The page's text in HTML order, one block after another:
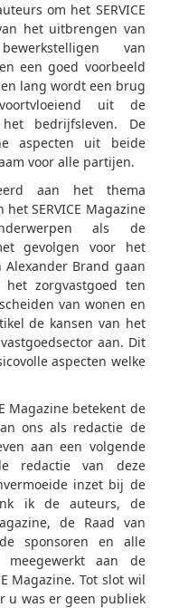
om het SERVICE
het uitbrengen van
van
een goed voorbeeld
lang wordt een brug
uit de
bedrijfsleven. De
aspecten uit beide
voor alle partijen.
aan het thema
SERVICE Magazine
als de
gevolgen voor het
Alexander Brand gaan
zorgvastgoed ten
van wonen en
de kansen van het
aan. Dit
aspecten welke
Magazine betekent de
ons als redactie de
aan een volgende
redactie van deze
inzet bij de
ik de auteurs, de
de Raad van
sponsoren en alle
aan de
Magazine. Tot slot wil
u was er geen publiek